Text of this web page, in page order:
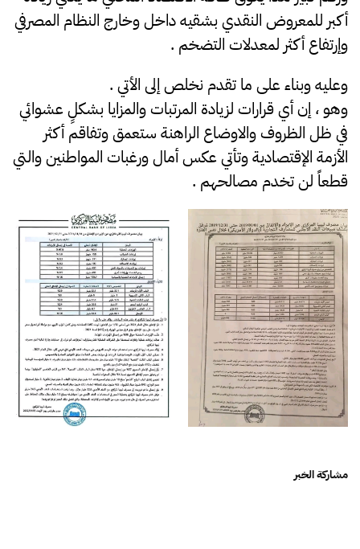
أكبر للمعروض النقدي بشقيه داخل وخارج النظام المصرفي
وإرتفاع أكثر لمعدلات التضخم .
وعليه وبناء على ما تقدم نخلص إلى الأتي .
وهو ، إن أي قرارات لزيادة المرتبات والمزايا بشكلٍ عشوائي
في ظل الظروف والاوضاع الراهنة ستعمق وتفاقم أكثر
الأزمة الإقتصادية وتأتي عكس أمال ورغبات المواطنين والتي
قطعاً لن تخدم مصالحهم .
مشاركة الخبر